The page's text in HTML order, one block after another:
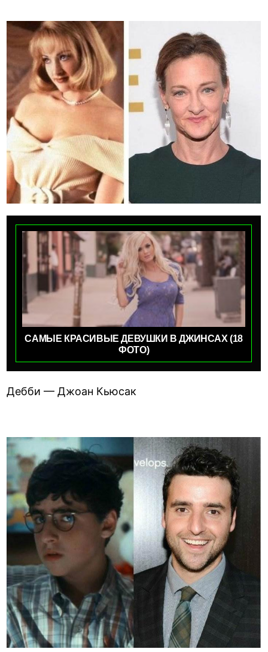
САМЫЕ КРАСИВЫЕ ДЕВУШКИ В ДЖИНСАХ (18
ФОТО)
Дебби — Джоан Кьюсак